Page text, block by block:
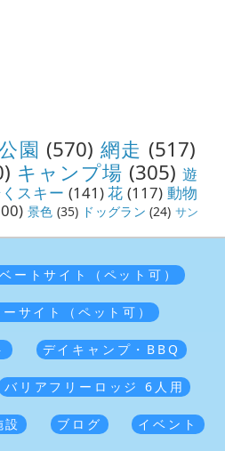
園 (570) 網走 (517)
キャンプ場 (305) 遊
スキー (141)花 (117) 動物
景色 (35) ドッグラン (24) サン
ートサイト（ペット可）
サイト（ペット可）
デイキャンプ・BBQ
バリアフリーロッジ 6人用
設 ブログ イベント